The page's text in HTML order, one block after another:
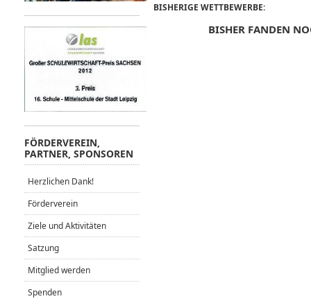
BISHERIGE WETTBEWERBE:
BISHER FANDEN
FÖRDERVEREIN,
PARTNER, SPONSOREN
Herzlichen Dank!
Förderverein
Ziele und Aktivitäten
Satzung
Mitglied werden
Spenden